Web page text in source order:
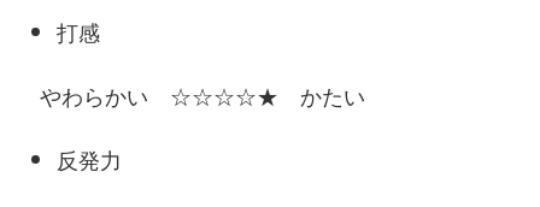
打感
やわらかい ☆☆☆☆★ かたい
反発力